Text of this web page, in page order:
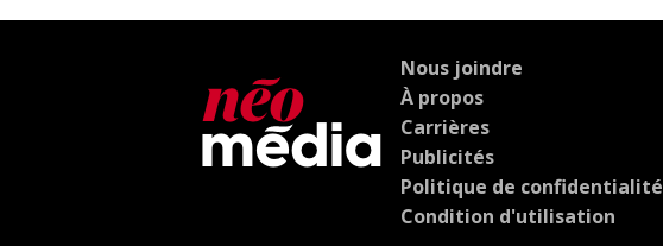
Nous joindre
À propos
Carrières
Publicités
Politique de confidentialité
Condition d'utilisation